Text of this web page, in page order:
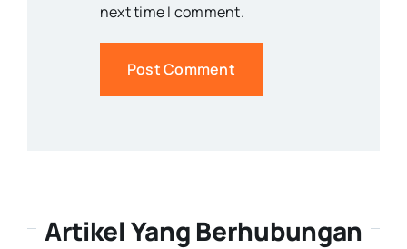
next time I comment.
Artikel Yang Berhubungan